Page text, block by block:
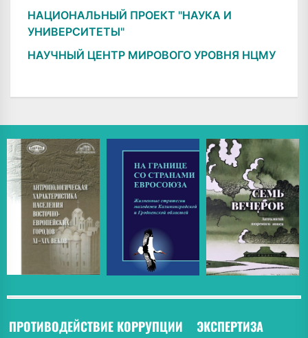
НАЦИОНАЛЬНЫЙ ПРОЕКТ "НАУКА И
УНИВЕРСИТЕТЫ"
НАУЧНЫЙ ЦЕНТР МИРОВОГО УРОВНЯ НЦМУ
ПРОТИВОДЕЙСТВИЕ КОРРУПЦИИ ЭКСПЕРТИЗА